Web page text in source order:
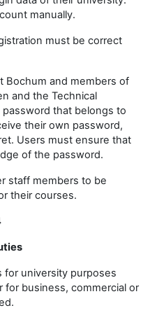
manually.
must be correct
Bochum and members of
and the Technical
that belongs to
their own password,
Users must ensure that
of the password.
staff members to be
their courses.
for university purposes
for business, commercial or